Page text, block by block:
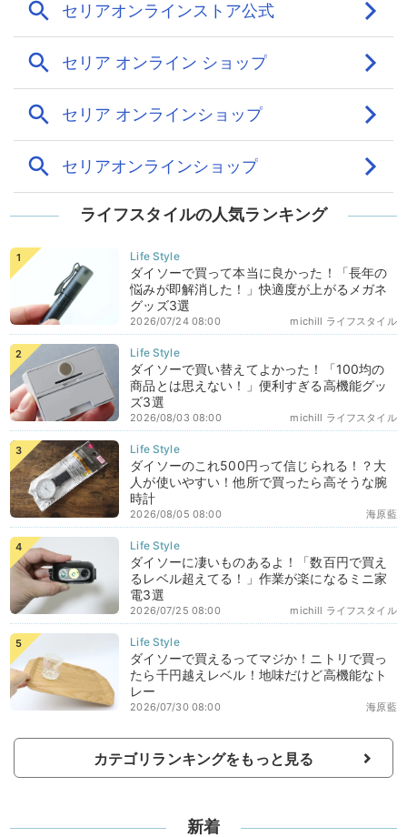
ライフスタイルの人気ランキング
ダイソーで買って本当に良かった！「長年の
悩みが即解消した！」快適度が上がるメガネ
グッズ3選
michill ライフスタイル
2026/07/24 08:00
ダイソーで買い替えてよかった！「100均の
商品とは思えない！」便利すぎる高機能グッ
ズ3選
michill ライフスタイル
2026/08/03 08:00
ダイソーのこれ500円って信じられる！？大
人が使いやすい！他所で買ったら高そうな腕
時計
海原藍
2026/08/05 08:00
ダイソーに凄いものあるよ！「数百円で買え
るレベル超えてる！」作業が楽になるミニ家
電3選
michill ライフスタイル
2026/07/25 08:00
ダイソーで買えるってマジか！ニトリで買っ
たら千円越えレベル！地味だけど高機能なト
レー
海原藍
2026/07/30 08:00
カテゴリランキングをもっと見る
新着